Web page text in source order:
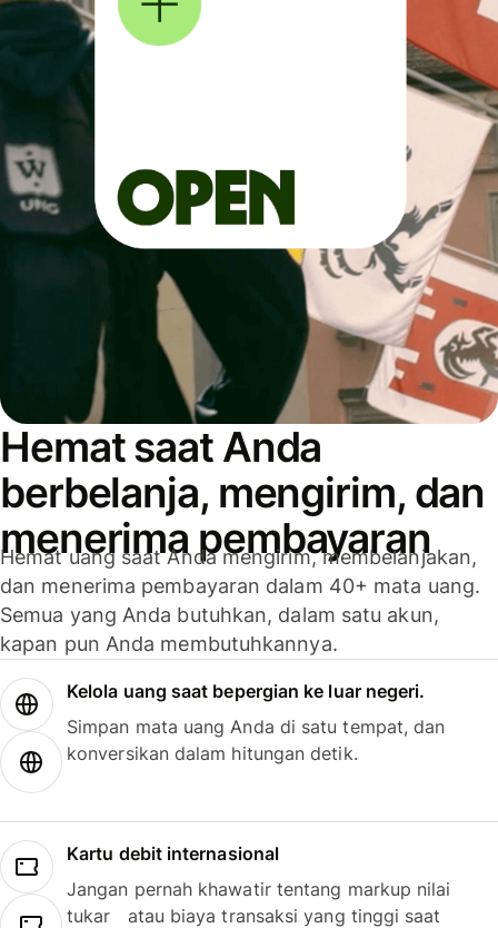
Hemat saat Anda
berbelanja, mengirim, dan
menerima pembayaran
Hemat uang saat Anda mengirim, membelanjakan,
dan menerima pembayaran dalam 40+ mata uang.
Semua yang Anda butuhkan, dalam satu akun,
kapan pun Anda membutuhkannya.
Kelola uang saat bepergian ke luar negeri.
Simpan mata uang Anda di satu tempat, dan
konversikan dalam hitungan detik.
Kartu debit internasional
Jangan pernah khawatir tentang markup nilai
tukar atau biaya transaksi yang tinggi saat